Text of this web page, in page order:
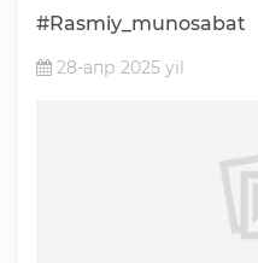
Ochiq budjet ma'lumotlar
#Rasmiy_munosabat
28-апр 2025 yil